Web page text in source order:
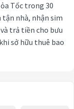
Tốc trong 30
nhà, nhận sim
trả tiền cho bưu
sở hữu thuê bao